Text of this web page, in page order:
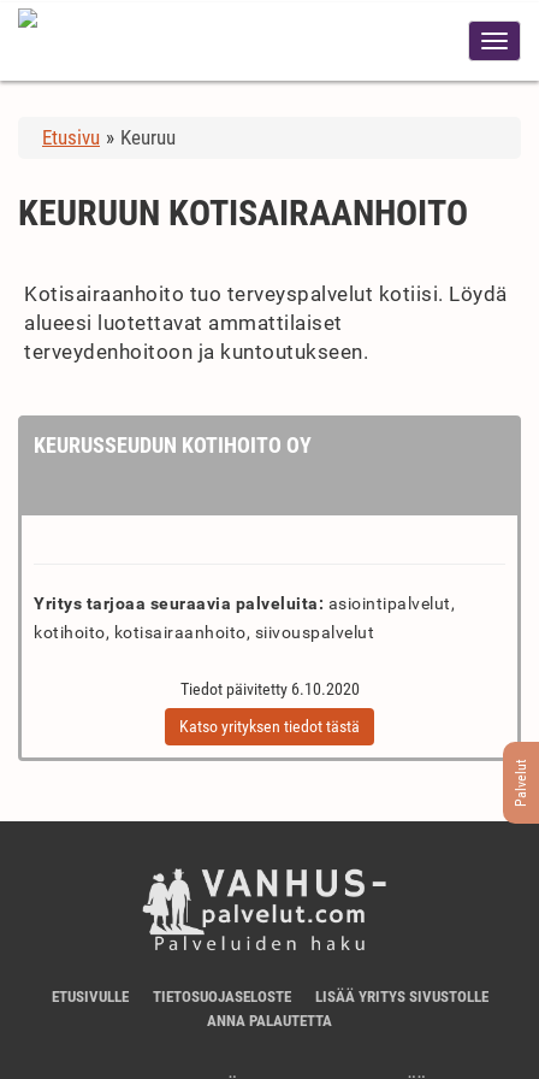
Etusivu » Keuruu
Palvelut
KEURUUN KOTISAIRAANHOITO
Kotisairaanhoito tuo terveyspalvelut kotiisi. Löydä
alueesi luotettavat ammattilaiset
terveydenhoitoon ja kuntoutukseen.
KEURUSSEUDUN KOTIHOITO OY
Yritys tarjoaa seuraavia palveluita: asiointipalvelut,
kotihoito, kotisairaanhoito, siivouspalvelut
Tiedot päivitetty 6.10.2020
Katso yrityksen tiedot tästä
ETUSIVULLE TIETOSUOJASELOSTE
LISÄÄ YRITYS SIVUSTOLLE
ANNA PALAUTETTA